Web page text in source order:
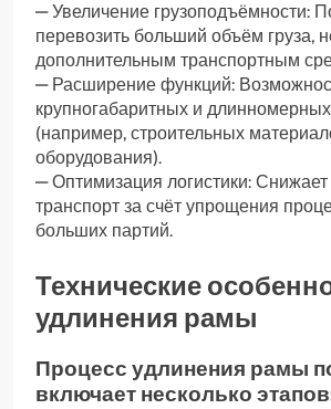
— Увеличение грузоподъёмности:
перевозить больший объём груза,
дополнительным транспортным
— Расширение функций:
крупногабаритных и длинномерных
(например, строительных
оборудования).
— Оптимизация логистики:
транспорт за счёт упрощения
больших партий.
Технические
удлинения рамы
Процесс удлинения рамы
включает несколько